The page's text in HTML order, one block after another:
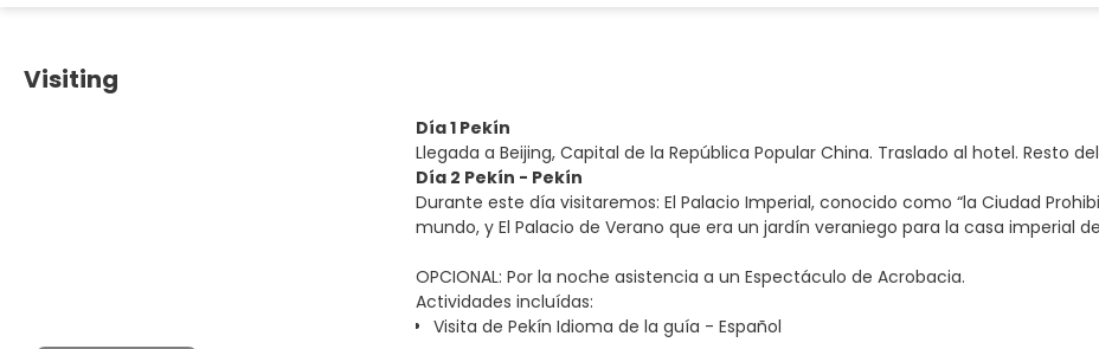
Visiting
Día 1 Pekín
Llegada a Beijing, Capital de la República Popular China. Traslado al hotel. Resto
Día 2 Pekín - Pekín
Durante este día visitaremos: El Palacio Imperial, conocido como “la Ciudad
mundo, y El Palacio de Verano que era un jardín veraniego para la casa imperial
OPCIONAL: Por la noche asistencia a un Espectáculo de Acrobacia.
Actividades incluídas:
Visita de Pekín Idioma de la guía - Español